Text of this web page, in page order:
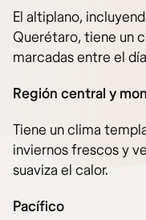
El altiplano,
Querétaro, tiene un
marcadas entre el
Región central y
Tiene un clima
inviernos frescos y
suaviza el calor.
Pacífico